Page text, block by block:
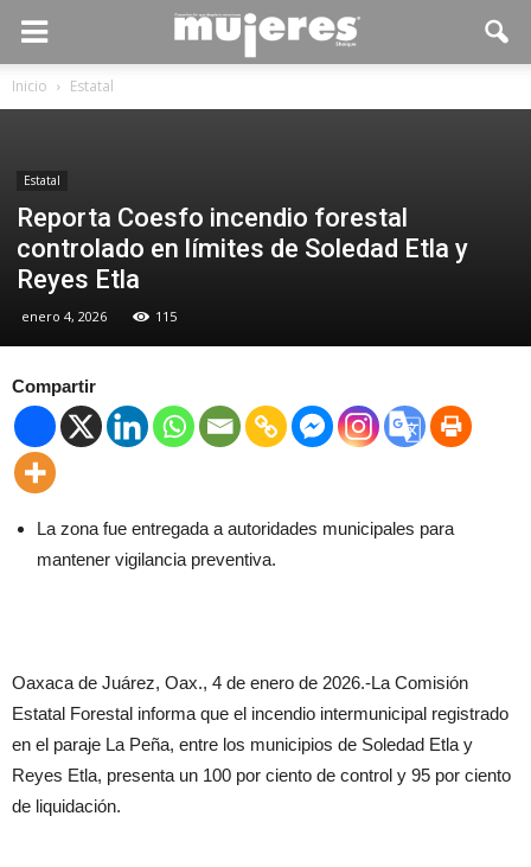
Inicio Estatal
Estatal
Reporta Coesfo incendio forestal
controlado en límites de Soledad Etla y
Reyes Etla
enero 4, 2026 115
Compartir
La zona fue entregada a autoridades municipales para
mantener vigilancia preventiva.
Oaxaca de Juárez, Oax., 4 de enero de 2026.-La Comisión
Estatal Forestal informa que el incendio intermunicipal registrado
en el paraje La Peña, entre los municipios de Soledad Etla y
Reyes Etla, presenta un 100 por ciento de control y 95 por ciento
de liquidación.